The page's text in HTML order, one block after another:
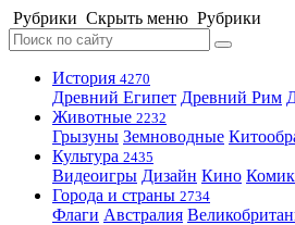
Рубрики Скрыть меню Рубрики
История 4270
Древний Египет Древний Рим
Животные 2232
Грызуны Земноводные
Культура 2435
Видеоигры Дизайн Кино
Города и страны 2734
Флаги Австралия